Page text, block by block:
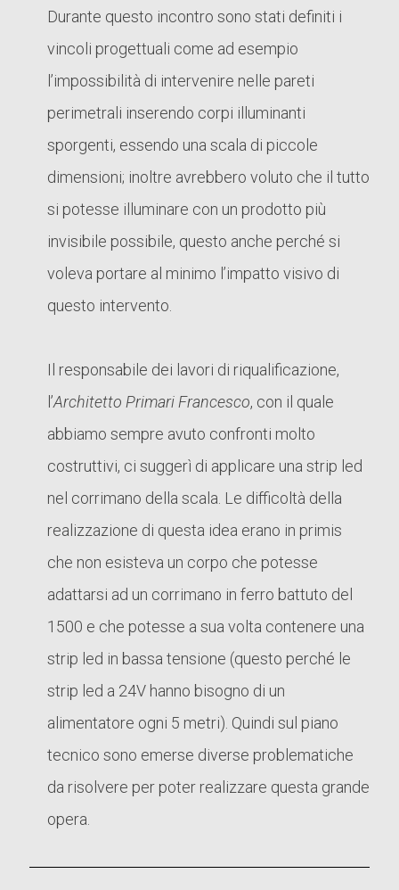
Durante questo incontro sono stati definiti i
vincoli progettuali come ad esempio
l’impossibilità di intervenire nelle pareti
perimetrali inserendo corpi illuminanti
sporgenti, essendo una scala di piccole
dimensioni; inoltre avrebbero voluto che il tutto
si potesse illuminare con un prodotto più
invisibile possibile, questo anche perché si
voleva portare al minimo l’impatto visivo di
questo intervento.
Il responsabile dei lavori di riqualificazione,
l’Architetto Primari Francesco, con il quale
abbiamo sempre avuto confronti molto
costruttivi, ci suggerì di applicare una strip led
nel corrimano della scala. Le difficoltà della
realizzazione di questa idea erano in primis
che non esisteva un corpo che potesse
adattarsi ad un corrimano in ferro battuto del
1500 e che potesse a sua volta contenere una
strip led in bassa tensione (questo perché le
strip led a 24V hanno bisogno di un
alimentatore ogni 5 metri). Quindi sul piano
tecnico sono emerse diverse problematiche
da risolvere per poter realizzare questa grande
opera.